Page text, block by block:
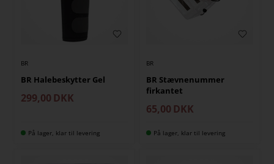
BR
BR Halebeskytter Gel
299,00 DKK
På lager, klar til levering
BR
BR Stævnenummer
firkantet
65,00 DKK
På lager, klar til levering